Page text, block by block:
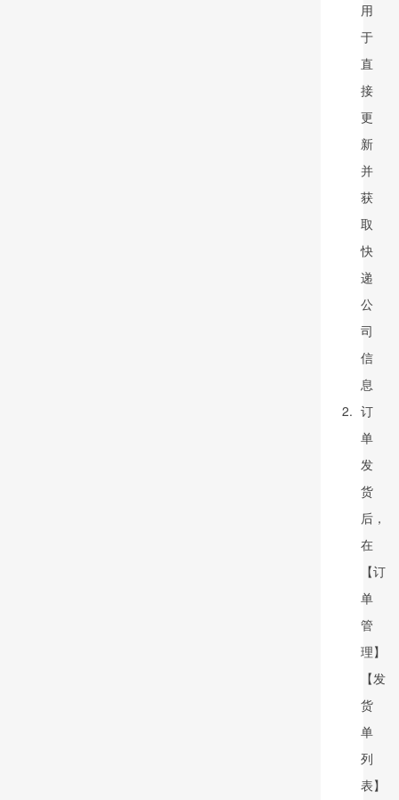
用
于
直
接
更
新
并
获
取
快
递
公
司
信
息
订
单
发
货
后，
在
【订
单
管
理】
【发
货
单
列
表】